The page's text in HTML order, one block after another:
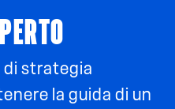
di strategia
la guida di un